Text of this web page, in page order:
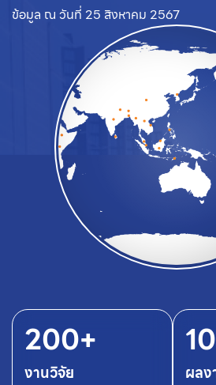
ข้อมูล ณ วันที่ 25 สิงหาคม 2567
200+
งานวิจัย ผล